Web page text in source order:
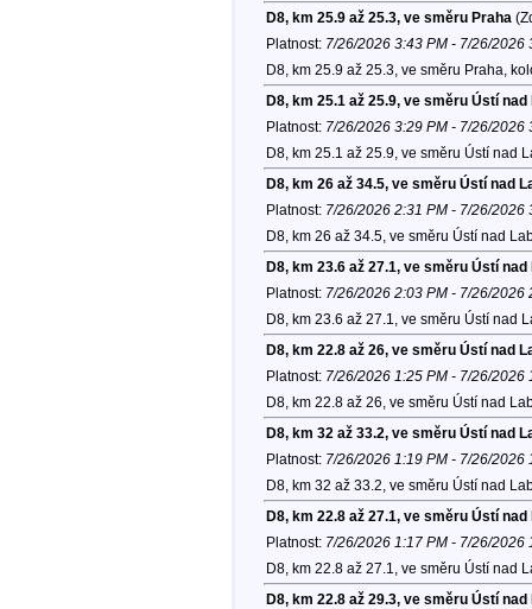
D8, km 25.9 až 25.3, ve směru Praha
Platnost: 7/26/2026 3:43 PM - 7/26/2026
D8, km 25.9 až 25.3, ve směru Praha,
D8, km 25.1 až 25.9, ve směru Ústí nad
Platnost: 7/26/2026 3:29 PM - 7/26/2026
D8, km 25.1 až 25.9, ve směru Ústí nad
D8, km 26 až 34.5, ve směru Ústí nad
Platnost: 7/26/2026 2:31 PM - 7/26/2026
D8, km 26 až 34.5, ve směru Ústí nad
D8, km 23.6 až 27.1, ve směru Ústí nad
Platnost: 7/26/2026 2:03 PM - 7/26/2026
D8, km 23.6 až 27.1, ve směru Ústí nad
D8, km 22.8 až 26, ve směru Ústí nad
Platnost: 7/26/2026 1:25 PM - 7/26/2026
D8, km 22.8 až 26, ve směru Ústí nad
D8, km 32 až 33.2, ve směru Ústí nad
Platnost: 7/26/2026 1:19 PM - 7/26/2026
D8, km 32 až 33.2, ve směru Ústí nad
D8, km 22.8 až 27.1, ve směru Ústí nad
Platnost: 7/26/2026 1:17 PM - 7/26/2026
D8, km 22.8 až 27.1, ve směru Ústí nad
D8, km 22.8 až 29.3, ve směru Ústí nad